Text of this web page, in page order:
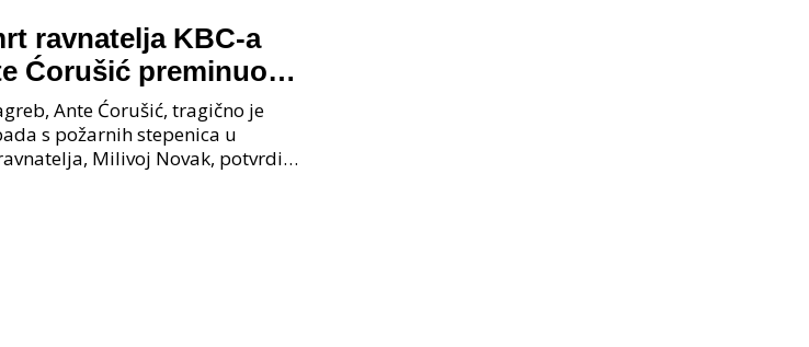
ravnatelja KBC-a
Ćorušić preminuo
bolnici, policija na
Ante Ćorušić, tragično je
s požarnih stepenica u
Milivoj Novak, potvrdio